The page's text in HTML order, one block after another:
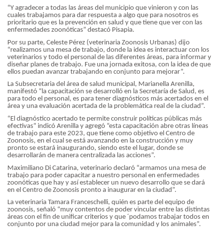
“Y agradecer a todas las áreas del municipio que vinieron y con las
cuales trabajamos para dar respuesta a algo que para nosotros es
prioritario que es la prevención en salud y que tiene que ver con las
enfermedades zoonóticas” destacó Pisapia.
Por su parte, Celeste Pérez (veterinaria Zoonosis Urbanas) dijo
“realizamos una mesa de trabajo, donde la idea es interactuar con los
veterinarios y todo el personal de las diferentes áreas, para informar y
diseñar planes de trabajo. Fue una jornada exitosa, con la idea de que
ellos puedan avanzar trabajando en conjunto para mejorar”.
La Subsecretaria del área de salud municipal, Marianella Arenilla,
manifestó “la capacitación se desarrolló en la Secretaría de Salud, es
para todo el personal, es para tener diagnósticos más acertados en el
área y una evaluación acertada de la problemática real de la ciudad”.
“El diagnóstico acertado te permite construir políticas públicas más
efectivas” indicó Arenilla y agregó “esta capacitación abre otras líneas
de trabajo para este 2023, que tiene como objetivo el Centro de
Zoonosis, en el cual se está avanzando en la construcción y muy
pronto se estará inaugurando, siendo este el lugar, donde se
desarrollarán de manera centralizada las acciones”.
Maximiliano Di Catarina, veterinario declaró “armamos una mesa de
trabajo para poder capacitar a nuestro personal en enfermedades
zoonóticas que hay y así establecer un nuevo desarrollo que se dará
en el Centro de Zoonosis pronto a inaugurar en la ciudad”.
La veterinaria Tamara Franceschelli, quién es parte del equipo de
zoonosis, señaló “muy contentos de poder vincular entre las distintas
áreas con el fin de unificar criterios y que ´podamos trabajar todos en
conjunto por una ciudad mejor para la comunidad y los animales”.